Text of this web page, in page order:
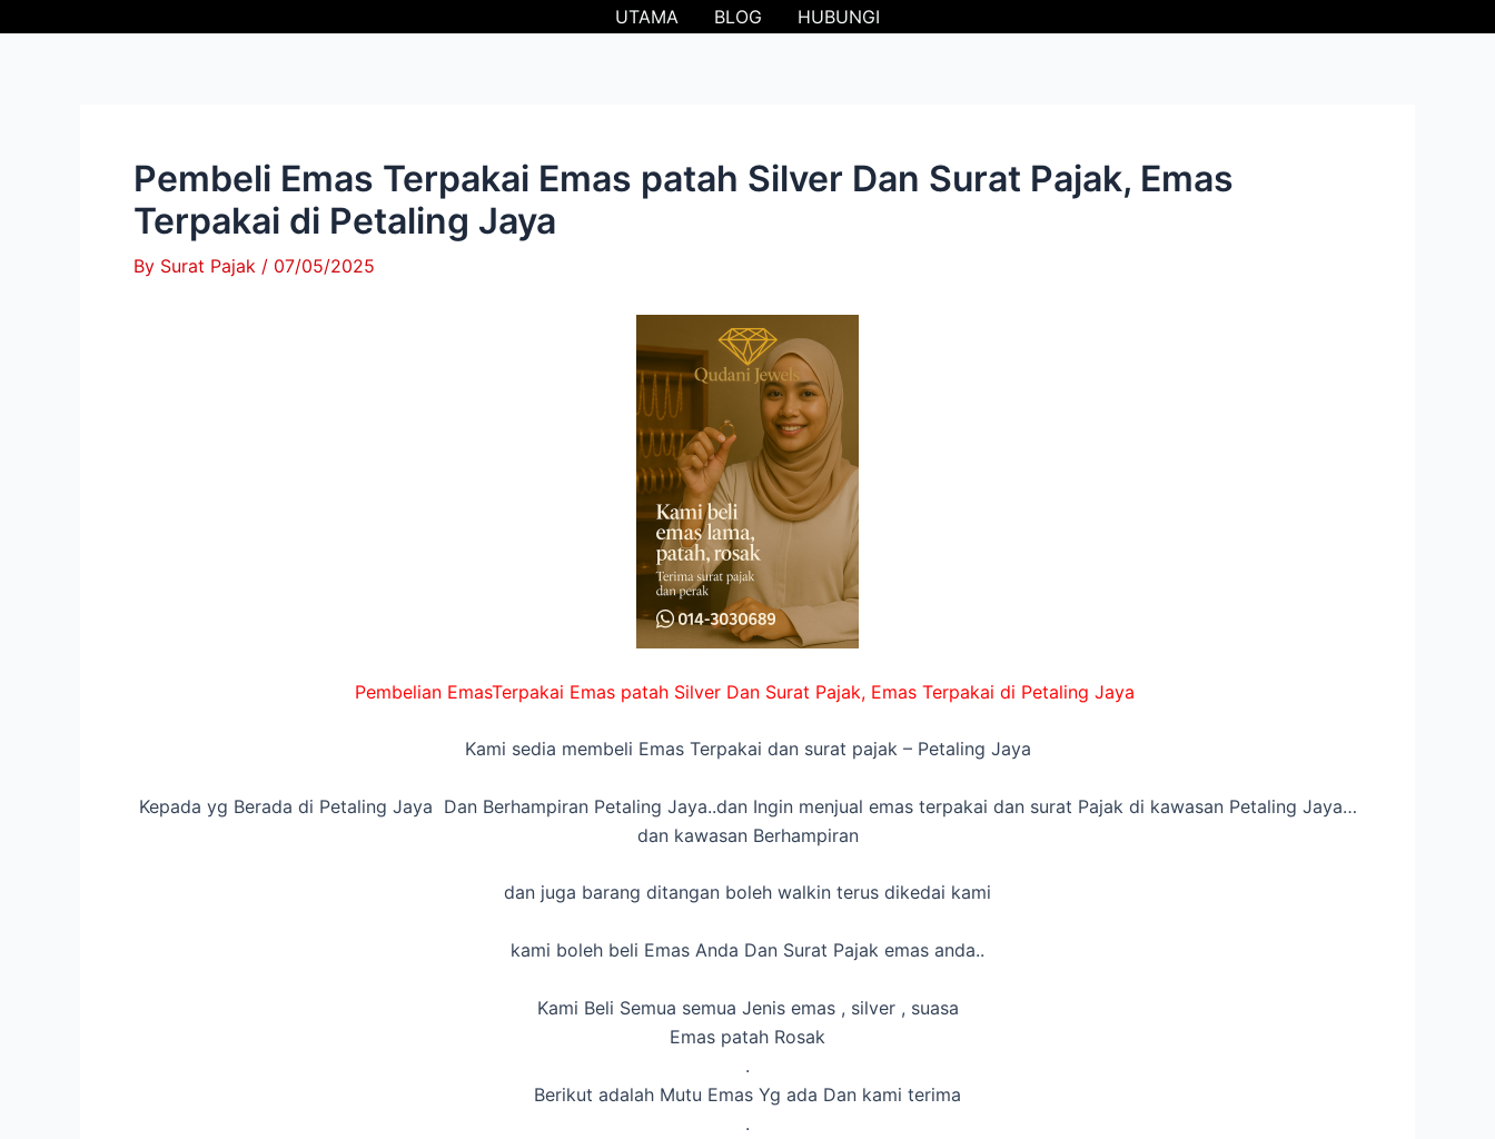
UTAMA BLOG HUBUNGI
Pembeli Emas Terpakai Emas patah Silver Dan Surat Pajak, Emas
Terpakai di Petaling Jaya
By Surat Pajak / 07/05/2025
Pembelian EmasTerpakai Emas patah Silver Dan Surat Pajak, Emas Terpakai di Petaling Jaya
Kami sedia membeli Emas Terpakai dan surat pajak – Petaling Jaya
Kepada yg Berada di Petaling Jaya Dan Berhampiran Petaling Jaya..dan Ingin menjual emas terpakai dan surat Pajak di kawasan Petaling Jaya…
dan kawasan Berhampiran
dan juga barang ditangan boleh walkin terus dikedai kami
kami boleh beli Emas Anda Dan Surat Pajak emas anda..
Kami Beli Semua semua Jenis emas , silver , suasa
Emas patah Rosak
.
Berikut adalah Mutu Emas Yg ada Dan kami terima
.